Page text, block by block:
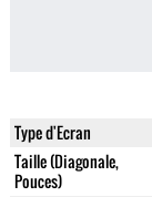
Type d'Ecran
Taille (Diagonale,
Pouces)